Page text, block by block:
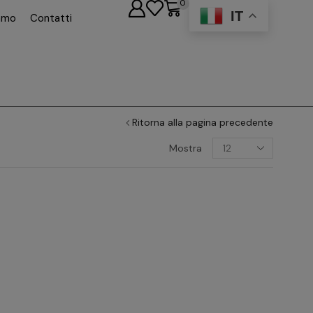
Contatti
0
IT
Ritorna alla pagina precedente
Mostra